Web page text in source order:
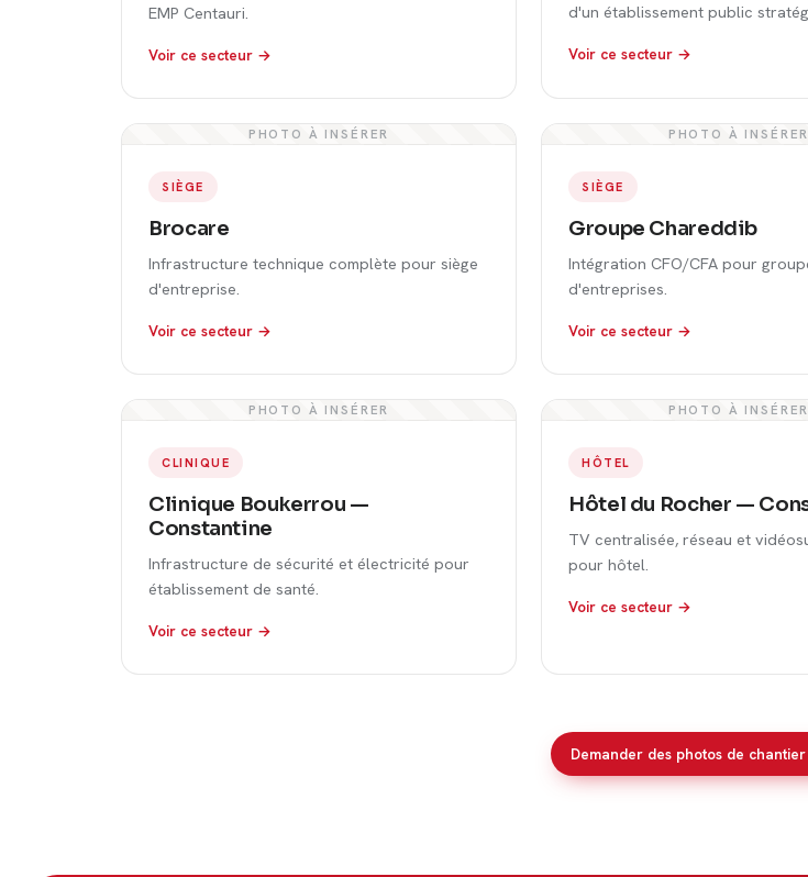
EMP Centauri.
Voir ce secteur →
d'un établissement public
Voir ce secteur →
PHOTO À INSÉRER
SIÈGE
Brocare
Infrastructure technique complète pour siège
d'entreprise.
Voir ce secteur →
PHOTO À INSÉRER
SIÈGE
Groupe Chareddib
Intégration CFO/CFA pour
d'entreprises.
Voir ce secteur →
PHOTO À INSÉRER
CLINIQUE
Clinique Boukerrou —
Constantine
Infrastructure de sécurité et électricité pour
établissement de santé.
Voir ce secteur →
PHOTO À INSÉRER
HÔTEL
Hôtel du Rocher —
TV centralisée, réseau et
pour hôtel.
Voir ce secteur →
Demander des photos de